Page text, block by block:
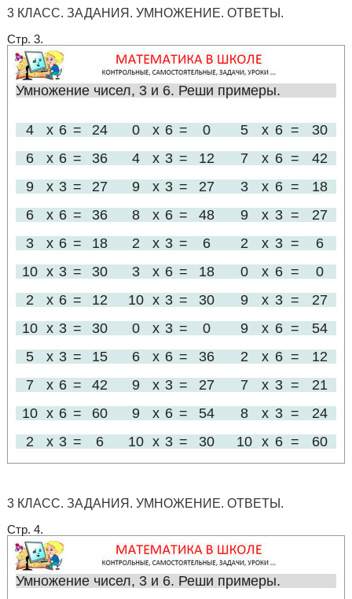
3 КЛАСС. ЗАДАНИЯ. УМНОЖЕНИЕ. ОТВЕТЫ.
Стр. 3.
Умножение чисел, 3 и 6. Реши примеры.
4 x 6 = 24 0 x 6 = 0 5 x 6 =
30
6
x 6 = 36 4 x 3 = 12 7 x 6 =
42
9
x 3 = 27 9 x 3 = 27 3 x 6 =
18
6
x 6 = 36 8 x 6 = 48 9 x 3 =
27
3
x 6 = 18 2 x 3 = 6 2 x 3 =
6
10 x 3 = 30 3 x 6 = 18 0 x 6 =
0
2
x 6 = 12 10 x 3 = 30 9 x 3 =
27
10 x 3 = 30 0 x 3 = 0 9 x 6 =
54
5
x 3 = 15 6 x 6 = 36 2 x 6 =
12
7
x 6 = 42 9 x 3 = 27 7 x 3 =
21
10 x 6 = 60 9 x 6 = 54 8 x 3 =
24
2
x 3 = 6 10 x 3 = 30 10 x 6 = 60
3 КЛАСС. ЗАДАНИЯ. УМНОЖЕНИЕ. ОТВЕТЫ.
Стр. 4.
Умножение чисел, 3 и 6. Реши примеры.